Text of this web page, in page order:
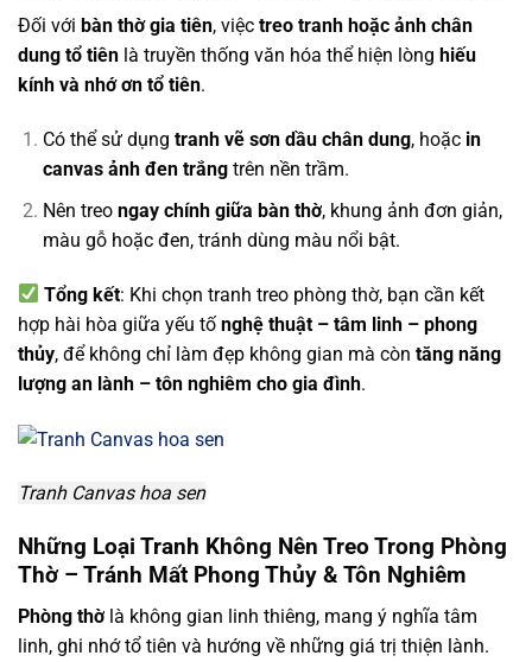
Đối với bàn thờ gia tiên, việc treo tranh hoặc ảnh chân
dung tổ tiên là truyền thống văn hóa thể hiện lòng hiếu
kính và nhớ ơn tổ tiên.
Có thể sử dụng tranh vẽ sơn dầu chân dung, hoặc in
canvas ảnh đen trắngtrên nền trầm.
Nên treo ngay chính giữa bàn thờ, khung ảnh đơn giản,
màu gỗ hoặc đen, tránh dùng màu nổi bật.
Tổng kết: Khi chọn tranh treo phòng thờ, bạn cần kết
hợp hài hòa giữa yếu tốnghệ thuật – tâm linh – phong
thủy, để không chỉ làm đẹp không gian mà còn tăng năng
lượng an lành – tôn nghiêm cho gia đình.
Tranh Canvas hoa sen
Những Loại Tranh Không Nên Treo Trong Phòng
Thờ – Tránh Mất Phong Thủy & Tôn Nghiêm
Phòng thờ là không gian linh thiêng, mang ý nghĩa tâm
linh, ghi nhớ tổ tiên và hướng về những giá trị thiện lành.